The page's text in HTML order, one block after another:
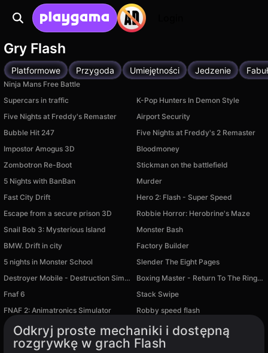
Gry Flash
Platformowe Przygoda Umiejętności Jedzenie
Ninja Mans Free Battle
Supercars in traffic
K-Pop Hunters In Demon Style
Five Nights at Freddy's Remaster
Airport Security
Bubble Hit 247
Five Nights at Freddy's 2 Remaster
Impostor Amogus 3D
Bloodmoney
Zombotron Re-Boot
Stickman on the battlefield
5 Nights with BanBan
Murder
Fast City Drift
Hero 2: Flash - Super Speed
Escape from a secure prison 3D
Robbie Horror: Herobrine's Maze
Snail Bob 3: Mysterious Island
Monster Bash
BMW. Drift in city
Factory Builder
5 nights in Monster School
Slender The Eight Pages
Destroyer Mobile - Destruction Simulator
Boxing Master - Return To The Ring | Robby
Fnaf 6
Stack Swipe
FNAF 2: Animatronics Simulator
Robby speed flash
Odkryj proste mechaniki i dostępną
rozgrywkę w grach Flash